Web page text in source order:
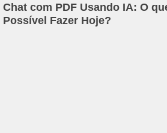
Chat com PDF Usando IA: O
Possível Fazer Hoje?